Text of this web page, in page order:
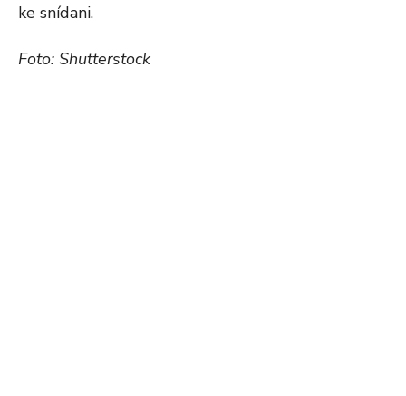
ke snídani.
Foto: Shutterstock